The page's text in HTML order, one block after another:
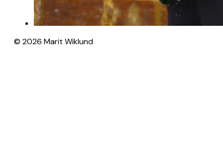
© 2026 Marit Wiklund